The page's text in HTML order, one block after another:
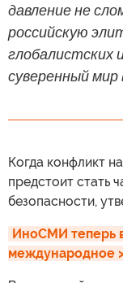
давление не
российскую
глобалистских
суверенный
Когда конфликт
предстоит стать
безопасности,
ИноСМИ теперь
международное